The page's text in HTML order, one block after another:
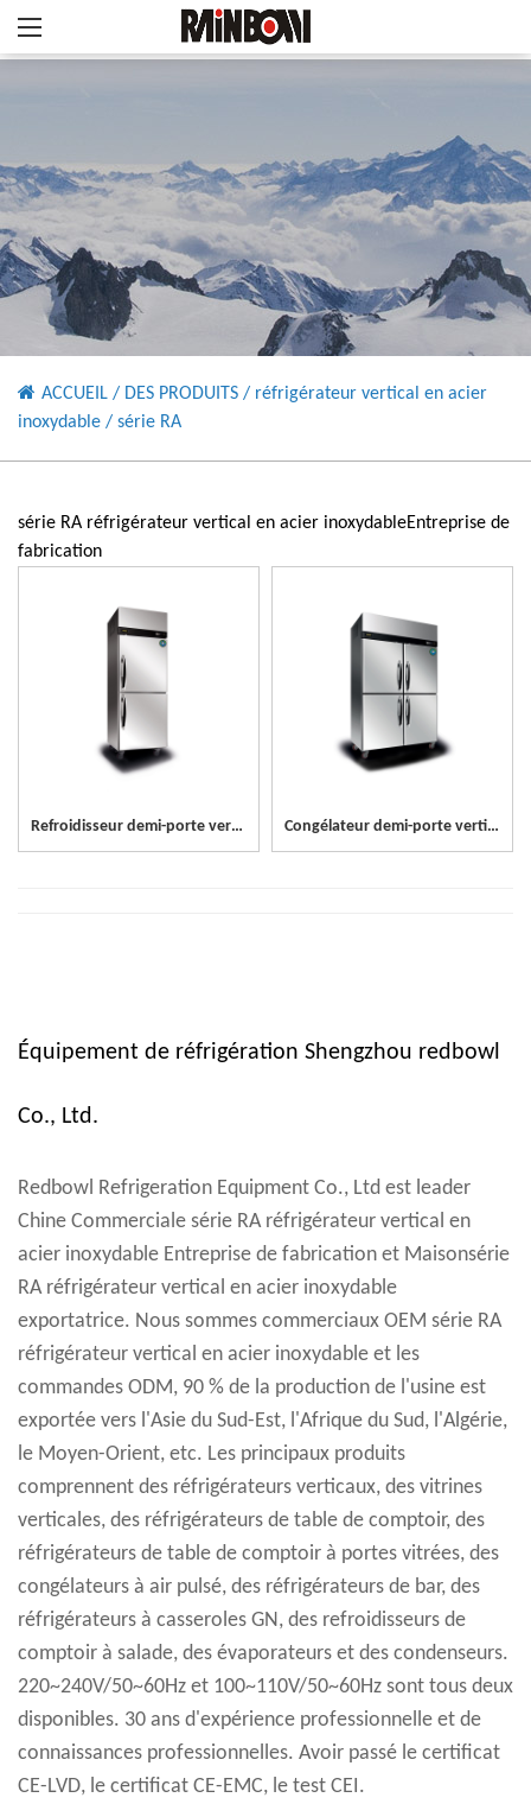
ACCUEIL / DES PRODUITS / réfrigérateur vertical en acier
inoxydable / série RA
série RA réfrigérateur vertical en acier inoxydableEntreprise de
fabrication
Refroidisseur demi-porte vertical en acier inoxydable à 2 portes Congélateur demi-porte vertical en acier inoxydable à 4 portes
Équipement de réfrigération Shengzhou redbowl
Co., Ltd.
Redbowl Refrigeration Equipment Co., Ltd est leader
Chine Commerciale série RA réfrigérateur vertical en
acier inoxydable Entreprise de fabrication et Maisonsérie
RA réfrigérateur vertical en acier inoxydable
exportatrice. Nous sommes commerciaux OEM série RA
réfrigérateur vertical en acier inoxydable et les
commandes ODM, 90 % de la production de l'usine est
exportée vers l'Asie du Sud-Est, l'Afrique du Sud, l'Algérie,
le Moyen-Orient, etc. Les principaux produits
comprennent des réfrigérateurs verticaux, des vitrines
verticales, des réfrigérateurs de table de comptoir, des
réfrigérateurs de table de comptoir à portes vitrées, des
congélateurs à air pulsé, des réfrigérateurs de bar, des
réfrigérateurs à casseroles GN, des refroidisseurs de
comptoir à salade, des évaporateurs et des condenseurs.
220~240V/50~60Hz et 100~110V/50~60Hz sont tous deux
disponibles. 30 ans d'expérience professionnelle et de
connaissances professionnelles. Avoir passé le certificat
CE-LVD, le certificat CE-EMC, le test CEI.